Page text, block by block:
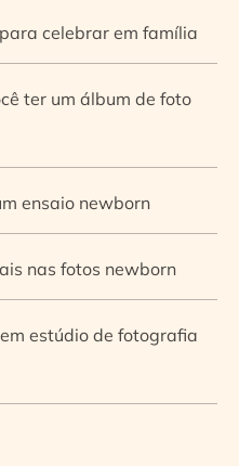
celebrar em família
ter um álbum de foto
ensaio newborn
nas fotos newborn
estúdio de fotografia